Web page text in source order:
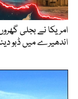
امریکا نے بجلی
اندھیرے میں ڈبو